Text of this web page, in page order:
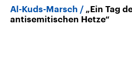
Al-Kuds-Marsch
„Ein Tag
antisemitischen Hetze“